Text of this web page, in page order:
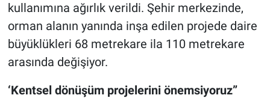
kullanımına ağırlık verildi. Şehir merkezinde,
orman alanın yanında inşa edilen projede daire
büyüklükleri 68 metrekare ila 110 metrekare
arasında değişiyor.
‘Kentsel dönüşüm projelerini önemsiyoruz”